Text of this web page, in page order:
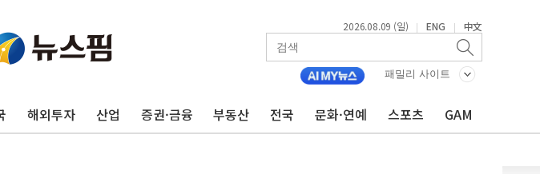
2026.08.09 (일) | ENG | 中文
패밀리 사이트
해외투자 산업 증권·금융 부동산 전국 문화·연예 스포츠 GAM
[종합] 김민석, 정청래에 누적 '1.48%p' 차 선두 유지...金 46.01% vs 鄭 44.53%
민주당 경북도당위원장에 오중기 당선...합산득표율 68.63%
김민석, 강원·대구·경북 경선서 정청래에 승리…金 48.54% vs 鄭 44.40%
[속보] 민주, 강원·대구·경북 경선 결과...김민석 48.54% 정청래 44.40%